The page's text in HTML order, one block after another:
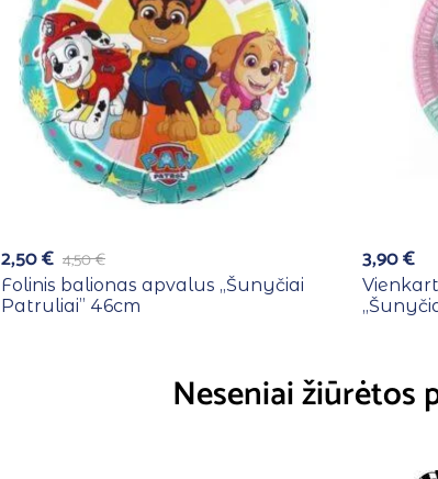
4,50€
2,50€
Folinis balionas apvalus ,,Šunyčiai
Patruliai” 46cm
3,90€
Neseniai žiūrėtos